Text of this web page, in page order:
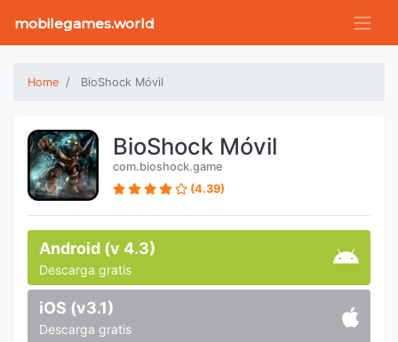
mobilegames.world
Home BioShock Móvil
BioShock Móvil
com.bioshock.game
(4.39)
Android (v 4.3)
Descarga gratis
iOS (v3.1)
Descarga gratis